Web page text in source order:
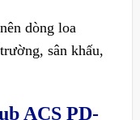
dòng loa
sân khấu,
ACS PD-